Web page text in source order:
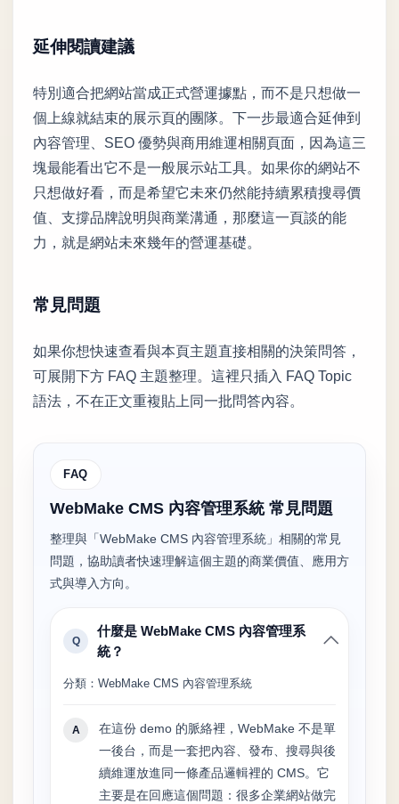
延伸閱讀建議
特別適合把網站當成正式營運據點，而不是只想做一
個上線就結束的展示頁的團隊。下一步最適合延伸到
內容管理、SEO 優勢與商用維運相關頁面，因為這三
塊最能看出它不是一般展示站工具。如果你的網站不
只想做好看，而是希望它未來仍然能持續累積搜尋價
值、支撐品牌說明與商業溝通，那麼這一頁談的能
力，就是網站未來幾年的營運基礎。
常見問題
如果你想快速查看與本頁主題直接相關的決策問答，
可展開下方 FAQ 主題整理。這裡只插入 FAQ Topic
語法，不在正文重複貼上同一批問答內容。
FAQ
WebMake CMS 內容管理系統 常見問題
整理與「WebMake CMS 內容管理系統」相關的常見
問題，協助讀者快速理解這個主題的商業價值、應用方
式與導入方向。
Q
什麼是 WebMake CMS 內容管理系
統？
分類：WebMake CMS 內容管理系統
A
在這份 demo 的脈絡裡，WebMake 不是單
一後台，而是一套把內容、發布、搜尋與後
續維運放進同一條產品邏輯裡的 CMS。它
主要是在回應這個問題：很多企業網站做完